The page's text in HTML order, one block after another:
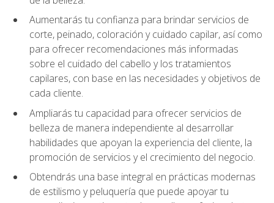
Aumentarás tu confianza para brindar servicios de
corte, peinado, coloración y cuidado capilar, así como
para ofrecer recomendaciones más informadas
sobre el cuidado del cabello y los tratamientos
capilares, con base en las necesidades y objetivos de
cada cliente.
Ampliarás tu capacidad para ofrecer servicios de
belleza de manera independiente al desarrollar
habilidades que apoyan la experiencia del cliente, la
promoción de servicios y el crecimiento del negocio.
Obtendrás una base integral en prácticas modernas
de estilismo y peluquería que puede apoyar tu